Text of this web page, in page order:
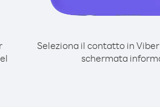
Seleziona il contatto in
schermata